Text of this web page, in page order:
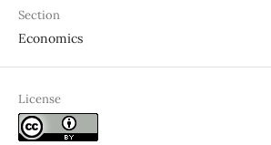
Section
Economics
License